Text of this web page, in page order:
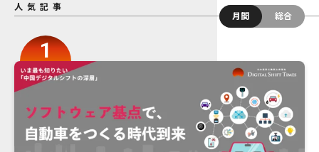
人気記事
月間
総合